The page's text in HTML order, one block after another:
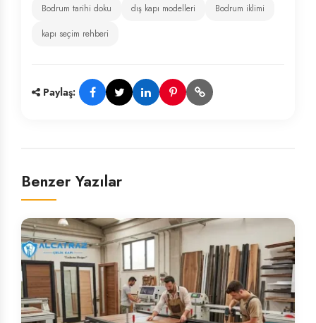
Bodrum tarihi doku
dış kapı modelleri
Bodrum iklimi
kapı seçim rehberi
Paylaş:
Benzer Yazılar